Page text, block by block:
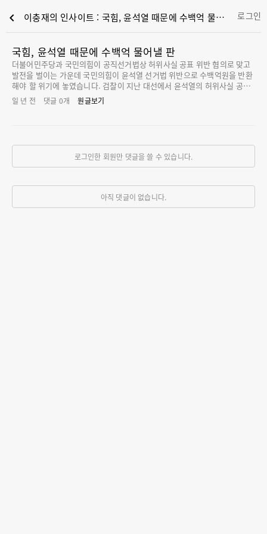
chevron_left 이충재의 인사이트 : 국힘, 윤석열 때문에 수백억 물어낼 판 로그인
국힘, 윤석열 때문에 수백억 물어낼 판
더불어민주당과 국민의힘이 공직선거법상 허위사실 공표 위반 혐의로 맞고
발전을 벌이는 가운데 국민의힘이 윤석열 선거법 위반으로 수백억원을 반환
해야 할 위기에 놓였습니다. 검찰이 지난 대선에서 윤석열의 허위사실 공표
와 공천개입 등 선거법 위반 혐의 수사가 속도를 내고 있는데, 기소될 가능성
이 높기 때문입니다. 법원에서 혐의가 인정되면 국민의힘은 지난 대선에서
돌릴 수 있습니다. 공직선거법에 따르면 대선 후보가 당선무효형을 받으면
해당 선거의 선거보전·반환비용을 추천정당이 반환하도록 규정하고 있습니
다. 지난 대선 국민의힘 후보였던 윤석열이 선거법 위반으로 재판에 넘겨져
로 지원받은 397억원을 물어내야
일 년 전 댓글 0개 원글보기
로그인한 회원만 댓글을 쓸 수 있습니다.
아직 댓글이 없습니다.